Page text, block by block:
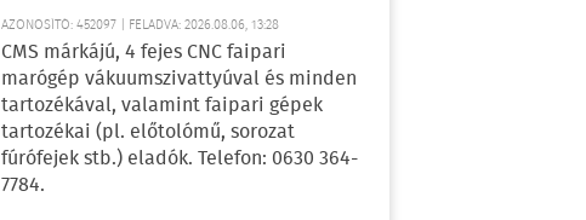
AZONOSÍTÓ: 452097 | FELADVA: 2026.08.06, 13:28
CMS márkájú, 4 fejes CNC faipari
marógép vákuumszivattyúval és minden
tartozékával, valamint faipari gépek
tartozékai (pl. előtolómű, sorozat
fúrófejek stb.) eladók. Telefon: 0630 364-
7784.